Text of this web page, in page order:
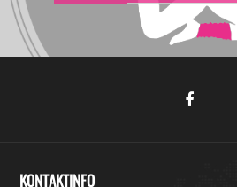
KONTAKTINFO